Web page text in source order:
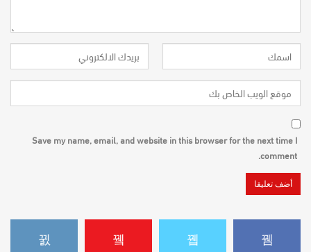
Save my name, email, and website in this browser for the next time I
comment.